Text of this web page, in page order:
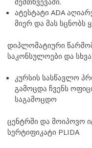
ატესტატი ADA
მიერ და მას
დიპლომატიური
საკონსულოები და
კურსის სასწავლო
გამოცდა ჩვენს
საგამოცდო
ცენტრში და მოიპოვო
სერტიფიკატი PLIDA